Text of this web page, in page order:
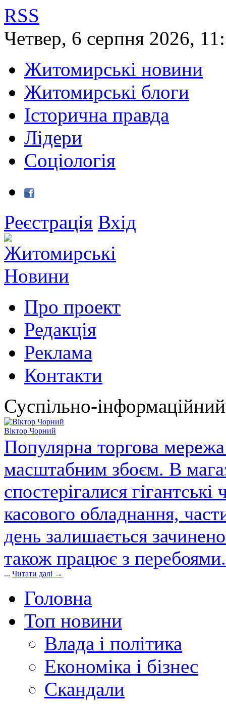
RSS
Четвер, 6 серпня 2026,
Житомирські новини
Житомирські блоги
Історична правда
Лідери
Соціологія
Реєстрація Вхід
Про проект
Редакція
Реклама
Контакти
Суспільно-
Віктор Чорний
Популярна торгова
масштабним збоєм. В
спостерігалися
касового обладнання,
день залишається
також працює з
... Читати далі →
Головна
Топ новини
Влада і політика
Економіка і бізнес
Скандали